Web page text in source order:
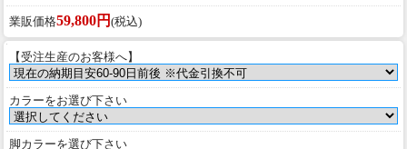
業販価格59,800円 (税込)
【受注生産のお客様へ】
カラーをお選び下さい
脚カラーを選び下さい